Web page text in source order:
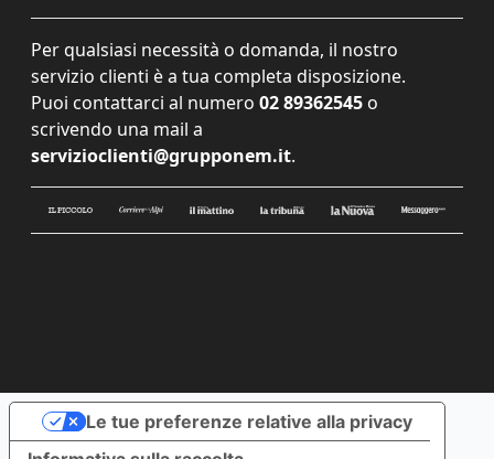
Per qualsiasi necessità o domanda, il nostro
servizio clienti è a tua completa disposizione.
Puoi contattarci al numero 02 89362545 o
scrivendo una mail a
servizioclienti@grupponem.it.
Le tue preferenze relative alla privacy